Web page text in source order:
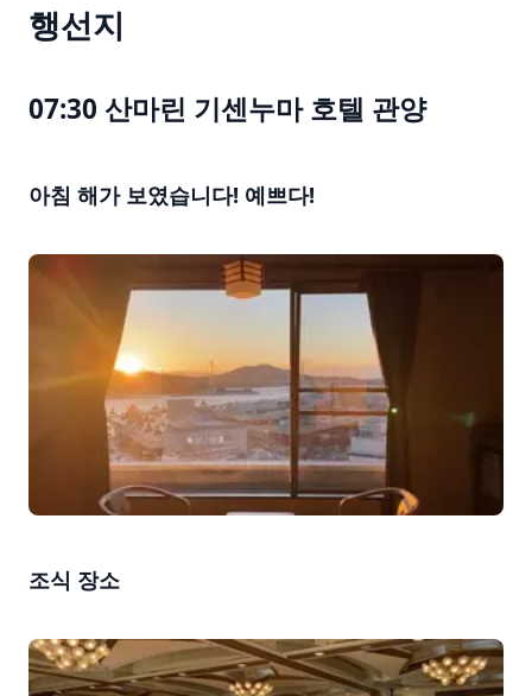
행선지
07:30 산마린 기센누마 호텔 관양
아침 해가 보였습니다! 예쁘다!
조식 장소